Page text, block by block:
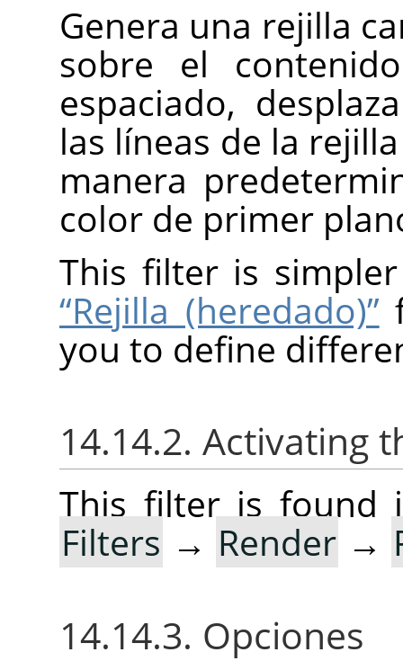
Genera una rejilla
sobre el
espaciado,
las líneas de la
manera
color de primer
This filter is
“Rejilla (heredado)”
you to define
14.14.2. Activating
This filter is found
Filters → Render →
14.14.3. Opciones